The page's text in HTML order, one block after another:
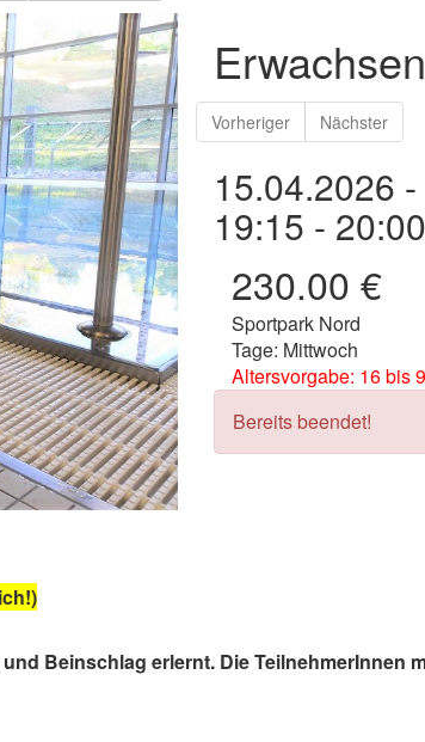
Vorheriger Nächster
15.04.2026
19:15 -
230.00 €
Sportpark Nord
Tage: Mittwoch
Altersvorgabe: 16 bis
Bereits beendet!
Beinschlag erlernt. Die TeilnehmerInnen